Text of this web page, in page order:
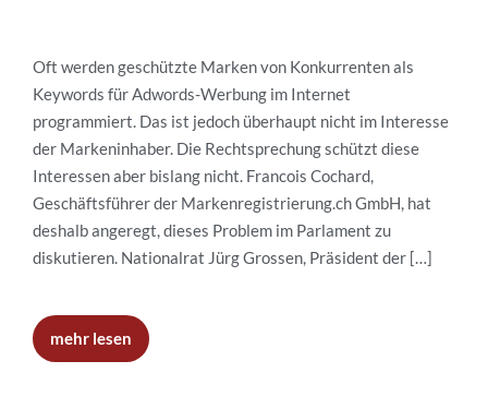
Oft werden geschützte Marken von Konkurrenten als
Keywords für Adwords-Werbung im Internet
programmiert. Das ist jedoch überhaupt nicht im Interesse
der Markeninhaber. Die Rechtsprechung schützt diese
Interessen aber bislang nicht. Francois Cochard,
Geschäftsführer der Markenregistrierung.ch GmbH, hat
deshalb angeregt, dieses Problem im Parlament zu
diskutieren. Nationalrat Jürg Grossen, Präsident der […]
mehr lesen